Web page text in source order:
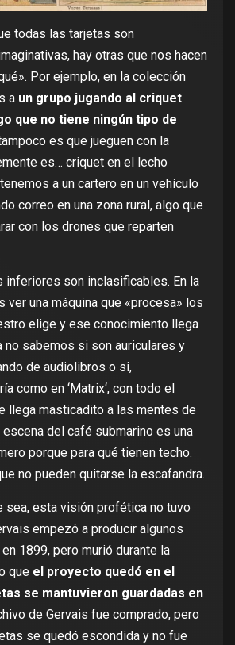
todas las tarjetas son
hay otras que nos hacen
Por ejemplo, en la colección
a un grupo jugando al criquet
que no tiene ningún tipo de
es que jueguen con la
es… criquet en el lecho
a un cartero en un vehículo
correo en una zona rural, algo que
con los drones que reparten
inferiores son inclasificables. En la
ver una máquina que «procesa» los
elige y ese conocimiento llega
no sabemos si son auriculares y
de audiolibros o si,
como en ‘Matrix‘, con todo el
llega masticadito a las mentes de
escena del café submarino es una
porque para qué tienen techo.
no pueden quitarse la escafandra.
sea, esta visión profética no tuvo
empezó a producir algunos
1899, pero murió durante la
que el proyecto quedó en el
se mantuvieron guardadas en
de Gervais fue comprado, pero
se quedó escondida y no fue